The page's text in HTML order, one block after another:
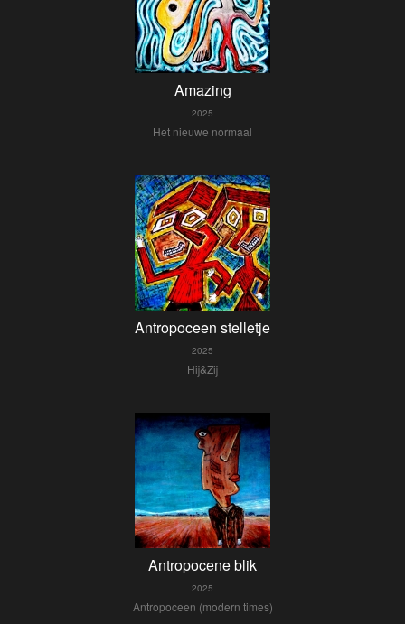
Amazing
2025
Het nieuwe normaal
Antropoceen stelletje
2025
Hij&Zij
Antropocene blik
2025
Antropoceen (modern times)